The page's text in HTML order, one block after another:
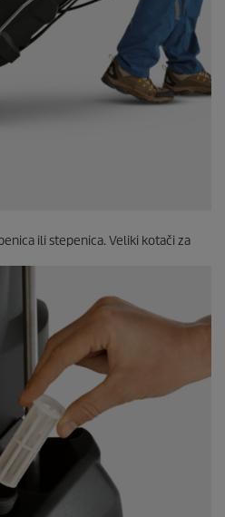
ili stepenica. Veliki kotači za